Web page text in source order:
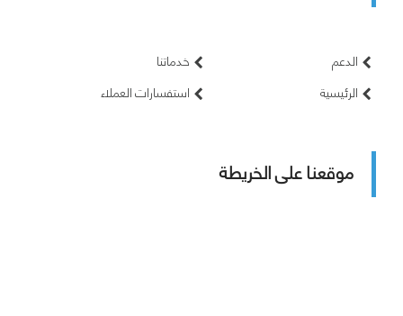
الدعم
خدماتنا
الرئيسية
استفسارات العملاء
موقعنا على الخريطة